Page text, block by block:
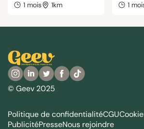
1 mois 1km 1
© Geev 2025
Politique de confidentialitéCGU
PublicitéPresseNous rejoindre